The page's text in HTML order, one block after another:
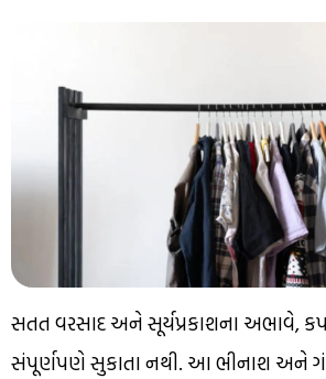
સતત વરસાદ અને સૂર્યપ્રકાશના અભાવે,
સંપૂર્ણપણે સુકાતા નથી. આ ભીનાશ અને